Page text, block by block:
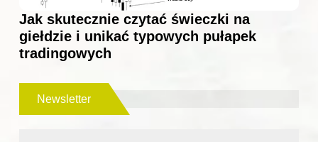
Jak skutecznie czytać świeczki na
giełdzie i unikać typowych pułapek
tradingowych
Newsletter